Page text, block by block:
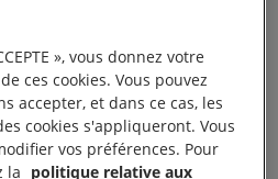
détenant la clé de
les autres ne voyant
incompréhensibles. Avec
bout, seules les personnes
», vous donnez votre
ces cookies. Vous pouvez
accepter, et dans ce cas, les
cookies s'appliqueront. Vous
vos préférences. Pour
la politique relative aux